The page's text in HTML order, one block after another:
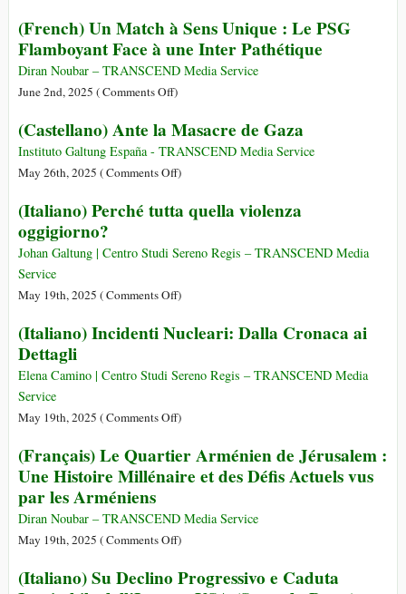
la
Guerre
?
Izquierda
y
Liberales
Siglo
XVIII
Hasta
La
coscienza
dice
NO
guerra
(French) Un Match à Sens Unique : Le PSG
Flamboyant Face à une Inter Pathétique
Diran Noubar – TRANSCEND Media Service
June 2nd, 2025 (Comments Offon
Un
Match
à
Unique
Le
Flamboyant
à
Inter
)
(Castellano) Ante la Masacre de Gaza
Instituto Galtung España - TRANSCEND Media Service
May 26th, 2025 (Comments Offon
Ante
Masacre
Gaza
)
(Italiano) Perché tutta quella violenza
oggigiorno?
Johan Galtung | Centro Studi Sereno Regis – TRANSCEND Media
Service
May 19th, 2025 (Comments Offon
Perché
quella
oggigiorno?
)
(Italiano) Incidenti Nucleari: Dalla Cronaca ai
Dettagli
Elena Camino | Centro Studi Sereno Regis – TRANSCEND Media
Service
May 19th, 2025 (Comments Offon
Incidenti
Nucleari:
Cronaca
ai
)
(Français) Le Quartier Arménien de Jérusalem :
Une Histoire Millénaire et des Défis Actuels vus
par les Arméniens
Diran Noubar – TRANSCEND Media Service
May 19th, 2025 (Comments Offon
Le
)
(Italiano) Su Declino Progressivo e Caduta